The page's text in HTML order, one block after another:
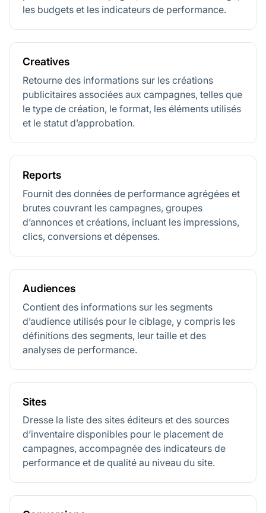
les budgets et les indicateurs de performance.
Creatives
Retourne des informations sur les créations
publicitaires associées aux campagnes, telles que
le type de création, le format, les éléments utilisés
et le statut d’approbation.
Reports
Fournit des données de performance agrégées et
brutes couvrant les campagnes, groupes
d’annonces et créations, incluant les impressions,
clics, conversions et dépenses.
Audiences
Contient des informations sur les segments
d’audience utilisés pour le ciblage, y compris les
définitions des segments, leur taille et des
analyses de performance.
Sites
Dresse la liste des sites éditeurs et des sources
d’inventaire disponibles pour le placement de
campagnes, accompagnée des indicateurs de
performance et de qualité au niveau du site.